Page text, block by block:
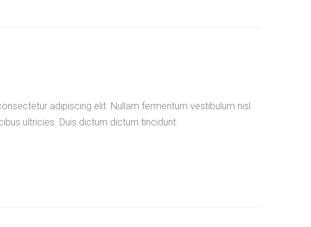
adipiscing elit. Nullam fermentum vestibulum nisl
ultricies. Duis dictum dictum tincidunt.